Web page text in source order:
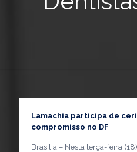
Lamachia participa de
compromisso no DF
Brasília – Nesta terça-feira